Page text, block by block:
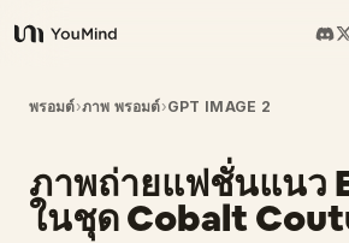
YouMind
ภาพรวม
กรณีการใช้งาน
พรอมต์›ภาพ พรอมต์›GPT IMAGE 2
ภาพถ่ายแฟชั่นแนว
ในชุด Cobalt